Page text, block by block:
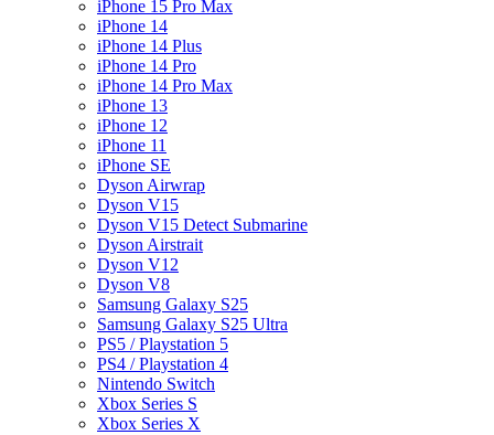
iPhone 15 Pro Max
iPhone 14
iPhone 14 Plus
iPhone 14 Pro
iPhone 14 Pro Max
iPhone 13
iPhone 12
iPhone 11
iPhone SE
Dyson Airwrap
Dyson V15
Dyson V15 Detect Submarine
Dyson Airstrait
Dyson V12
Dyson V8
Samsung Galaxy S25
Samsung Galaxy S25 Ultra
PS5 / Playstation 5
PS4 / Playstation 4
Nintendo Switch
Xbox Series S
Xbox Series X